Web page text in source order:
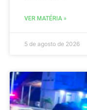
VER MATÉRIA »
5 de agosto de 2026